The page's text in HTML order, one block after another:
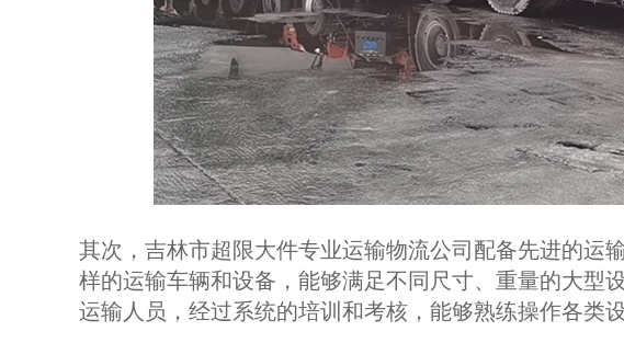
其次，吉林市超限大件专业运输物流公司配备先进的运
样的运输车辆和设备，能够满足不同尺寸、重量的大型
运输人员，经过系统的培训和考核，能够熟练操作各类